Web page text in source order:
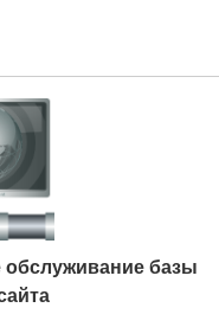
обслуживание базы